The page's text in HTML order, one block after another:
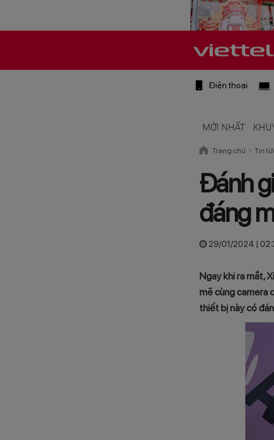
Điện thoại
MỚI NHẤT
Trang chủ Tin
Đánh
đáng
29/01/2024 |
Ngay khi ra mắt,
mẽ cùng camera
thiết bị này có